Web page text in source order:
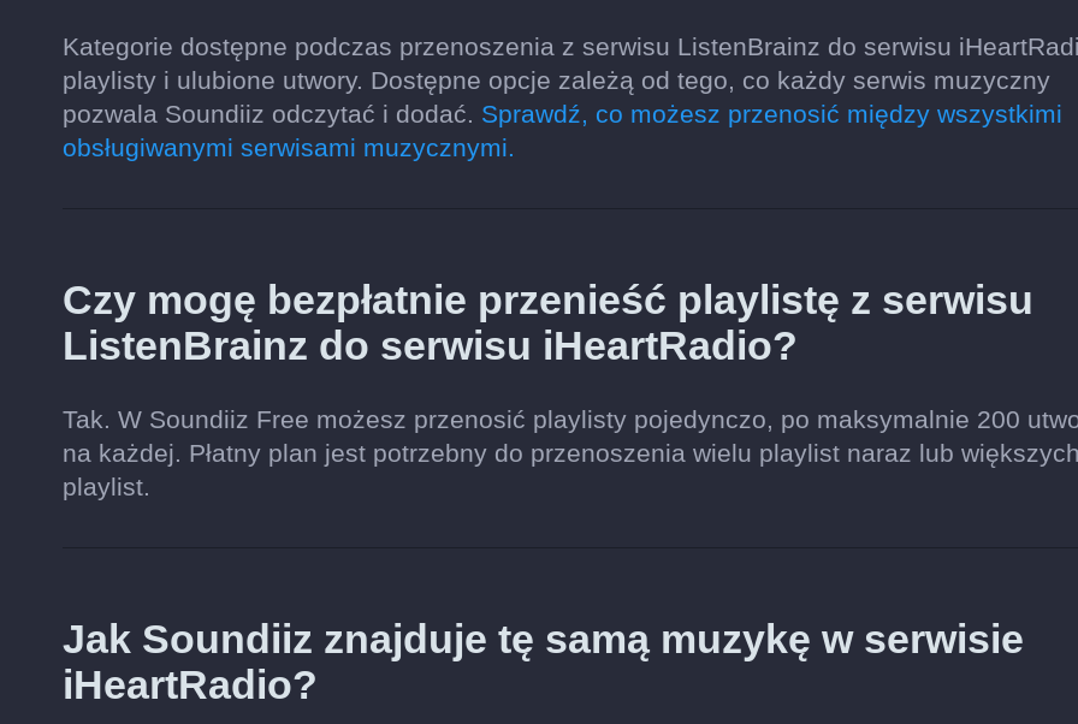
Kategorie dostępne podczas przenoszenia z serwisu ListenBrainz do serwisu
playlisty i ulubione utwory. Dostępne opcje zależą od tego, co każdy serwis muzyczny
pozwala Soundiiz odczytać i dodać. Sprawdź, co możesz przenosić między wszystkimi
obsługiwanymi serwisami muzycznymi.
Czy mogę bezpłatnie przenieść playlistę z serwisu
ListenBrainz do serwisu iHeartRadio?
Tak. W Soundiiz Free możesz przenosić playlisty pojedynczo, po maksymalnie 200
na każdej. Płatny plan jest potrzebny do przenoszenia wielu playlist naraz lub większych
playlist.
Jak Soundiiz znajduje tę samą muzykę w serwisie
iHeartRadio?